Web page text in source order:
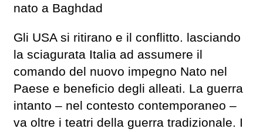
nato a Baghdad
Gli USA si ritirano e il conflitto. lasciando
la sciagurata Italia ad assumere il
comando del nuovo impegno Nato nel
Paese e beneficio degli alleati. La guerra
intanto – nel contesto contemporaneo –
va oltre i teatri della guerra tradizionale. I